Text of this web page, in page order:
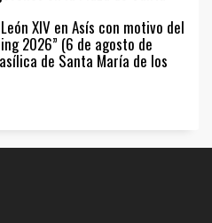
XIV en Asís con motivo del
2026” (6 de agosto de
de Santa María de los